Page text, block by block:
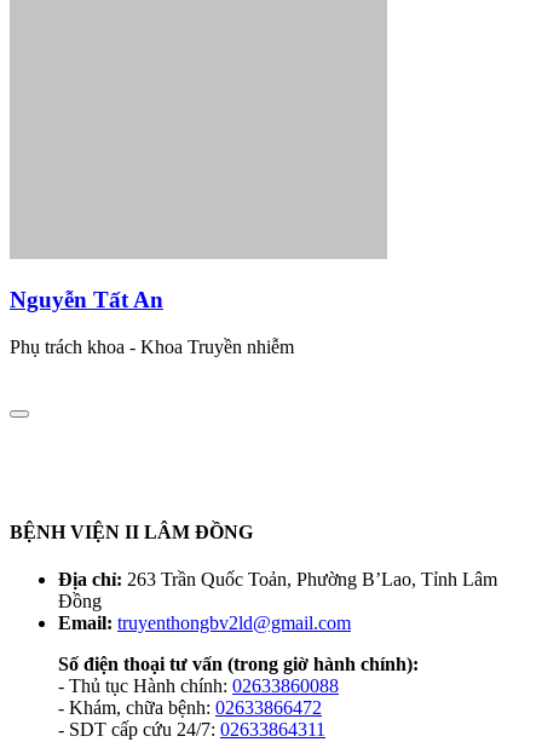
Nguyễn Tất An
Phụ trách khoa - Khoa Truyền nhiễm
BỆNH VIỆN II LÂM ĐỒNG
Địa chỉ: 263 Trần Quốc Toản, Phường B’Lao, Tỉnh Lâm
Đồng
Email: truyenthongbv2ld@gmail.com
Số điện thoại tư vấn (trong giờ hành chính):
- Thủ tục Hành chính: 02633860088
- Khám, chữa bệnh: 02633866472
- SDT cấp cứu 24/7: 02633864311